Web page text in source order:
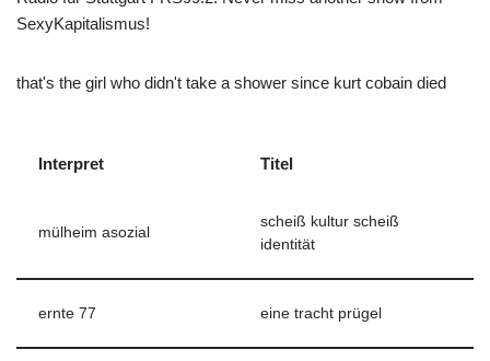
SexyKapitalismus!
that's the girl who didn't take a shower since kurt cobain died
Interpret Titel
mülheim asozial
scheiß kultur scheiß
identität
ernte 77 eine tracht prügel